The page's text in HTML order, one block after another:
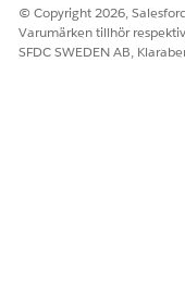
© Copyright 2026,
Varumärken tillhör
SFDC SWEDEN AB,